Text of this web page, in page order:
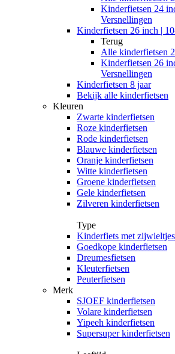
Kinderfietsen 24
Versnellingen
Kinderfietsen 26 inch |
Terug
Alle kinderfietsen
Kinderfietsen 26
Versnellingen
Kinderfietsen 8 jaar
Bekijk alle kinderfietsen
Kleuren
Zwarte kinderfietsen
Roze kinderfietsen
Rode kinderfietsen
Blauwe kinderfietsen
Oranje kinderfietsen
Witte kinderfietsen
Groene kinderfietsen
Gele kinderfietsen
Zilveren kinderfietsen
Type
Kinderfiets met zijwieltjes
Goedkope kinderfietsen
Dreumesfietsen
Kleuterfietsen
Peuterfietsen
Merk
SJOEF kinderfietsen
Volare kinderfietsen
Yipeeh kinderfietsen
Supersuper kinderfietsen